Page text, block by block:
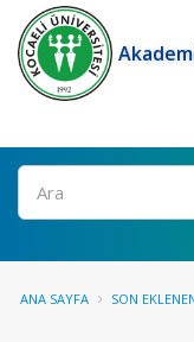
Ara
ANA SAYFA SON